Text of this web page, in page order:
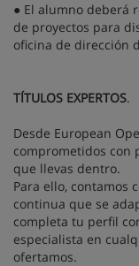
● El alumno deberá
de proyectos para
oficina de dirección
TÍTULOS EXPERTOS.
Desde European
comprometidos con
que llevas dentro.
Para ello, contamos
continua que se
completa tu perfil
especialista en
ofertamos.